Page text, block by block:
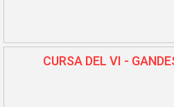
CURSA DEL VI -